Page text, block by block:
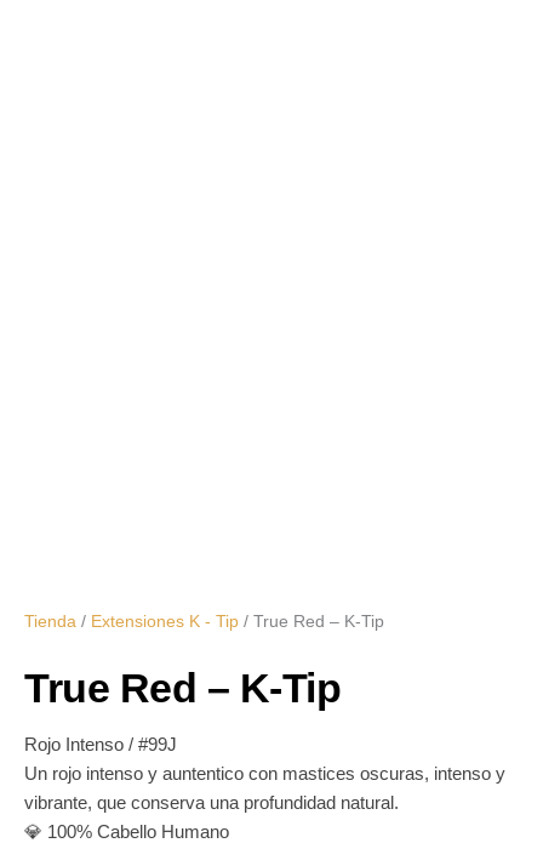
Tienda / Extensiones K - Tip / True Red – K-Tip
True Red – K-Tip
Rojo Intenso / #99J
Un rojo intenso y auntentico con mastices oscuras, intenso y
vibrante, que conserva una profundidad natural.
💎 100% Cabello Humano